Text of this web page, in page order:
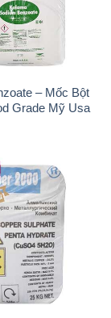
– Mốc Bột
Grade Mỹ Usa